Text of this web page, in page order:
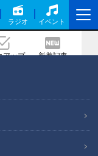
ラジオ イベント
アップ 新着記事
ー３分ク